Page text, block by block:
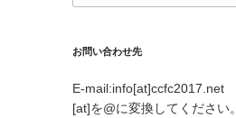
お問い合わせ先
E-mail:info[at]ccfc2017.net
[at]を@に変換してください。